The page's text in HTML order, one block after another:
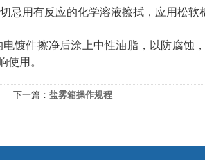
用有反应的化学溶液擦拭，应用松软
件擦净后涂上中性油脂，以防腐蚀
使用。
下一篇： 盐雾箱操作规程